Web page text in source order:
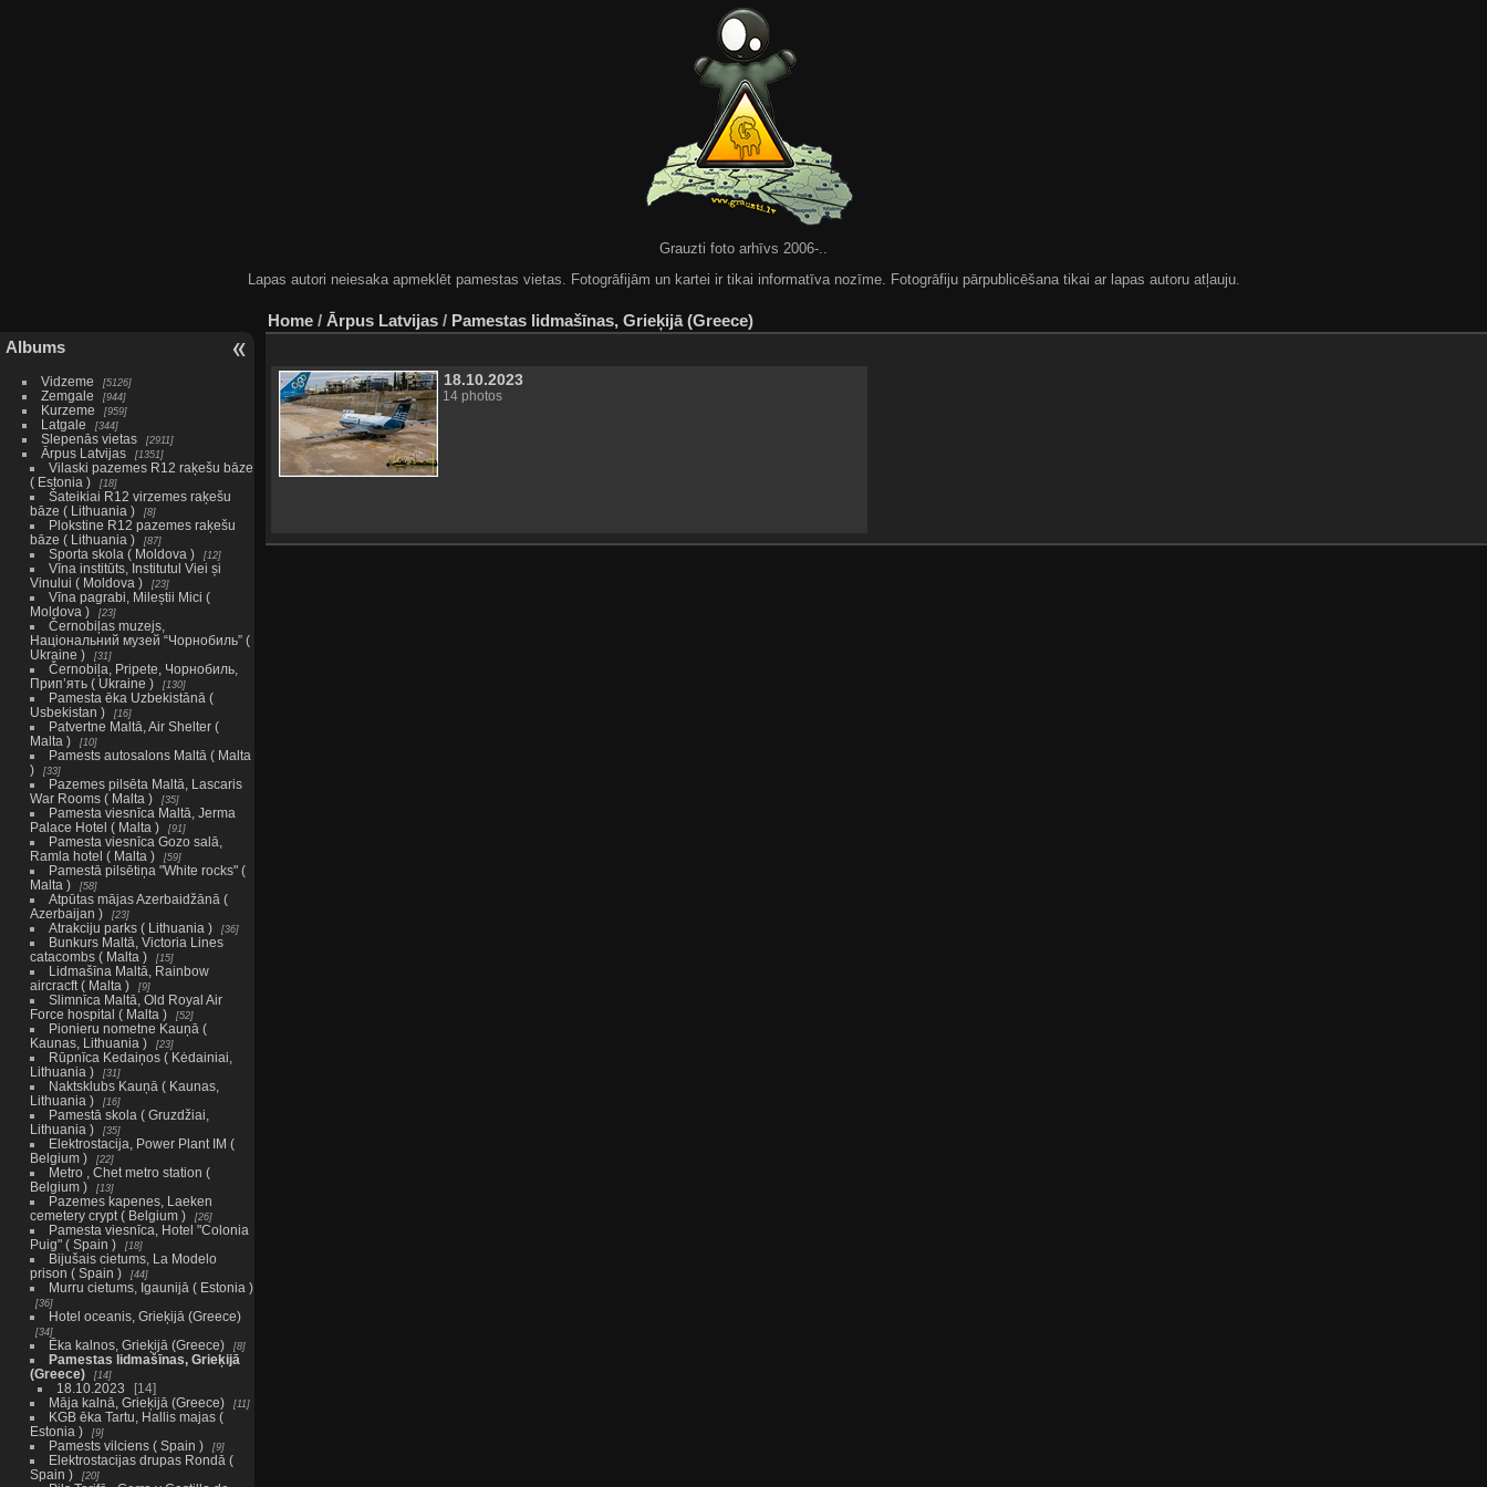
Grauzti foto arhīvs 2006-..
Lapas autori neiesaka apmeklēt pamestas vietas. Fotogrāfijām un kartei ir tikai informatīva nozīme. Fotogrāfiju pārpublicēšana tikai ar lapas autoru atļauju.
Albums
Vidzeme 5126
Zemgale 944
Kurzeme 959
Latgale 344
Slepenās vietas 2911
Ārpus Latvijas 1351
Vilaski pazemes R12 raķešu bāze
( Estonia )
18
Šateikiai R12 virzemes raķešu
bāze ( Lithuania )
8
Plokstine R12 pazemes raķešu
bāze ( Lithuania )
87
Sporta skola ( Moldova ) 12
Vīna institūts, Institutul Viei și
Vinului ( Moldova )
23
Vīna pagrabi, Mileștii Mici (
Moldova )
23
Černobiļas muzejs,
Національний музей “Чорнобиль” (
Ukraine )
31
Černobiļa, Pripete, Чорнобиль,
Прип’ять ( Ukraine )
130
Pamesta ēka Uzbekistānā (
Usbekistan )
16
Patvertne Maltā, Air Shelter (
Malta )
10
Pamests autosalons Maltā ( Malta
)
33
Pazemes pilsēta Maltā, Lascaris
War Rooms ( Malta )
35
Pamesta viesnīca Maltā, Jerma
Palace Hotel ( Malta )
91
Pamesta viesnīca Gozo salā,
Ramla hotel ( Malta )
59
Pamestā pilsētiņa "White rocks" (
Malta )
58
Atpūtas mājas Azerbaidžānā (
Azerbaijan )
23
Atrakciju parks ( Lithuania ) 36
Bunkurs Maltā, Victoria Lines
catacombs ( Malta )
15
Lidmašīna Maltā, Rainbow
aircracft ( Malta )
9
Slimnīca Maltā, Old Royal Air
Force hospital ( Malta )
52
Pionieru nometne Kauņā (
Kaunas, Lithuania )
23
Rūpnīca Kedaiņos ( Kėdainiai,
Lithuania )
31
Naktsklubs Kauņā ( Kaunas,
Lithuania )
16
Pamestā skola ( Gruzdžiai,
Lithuania )
35
Elektrostacija, Power Plant IM (
Belgium )
22
Metro , Chet metro station (
Belgium )
13
Pazemes kapenes, Laeken
cemetery crypt ( Belgium )
26
Pamesta viesnīca, Hotel "Colonia
Puig" ( Spain )
18
Bijušais cietums, La Modelo
prison ( Spain )
44
Murru cietums, Igaunijā ( Estonia )
36
Hotel oceanis, Grieķijā (Greece)
34
Ēka kalnos, Grieķijā (Greece) 8
Pamestas lidmašīnas, Grieķijā
(Greece)
14
18.10.2023
14
Māja kalnā, Grieķijā (Greece)
11
KGB ēka Tartu, Hallis majas (
Estonia )
9
Pamests vilciens ( Spain ) 9
Elektrostacijas drupas Rondā (
Spain )
20
Home / Ārpus Latvijas / Pamestas lidmašīnas, Grieķijā (Greece)
18.10.2023
14 photos